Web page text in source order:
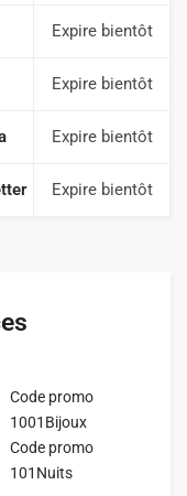
Expire bientôt
Expire bientôt
Expire bientôt
Expire bientôt
Code promo
1001Bijoux
Code promo
101Nuits